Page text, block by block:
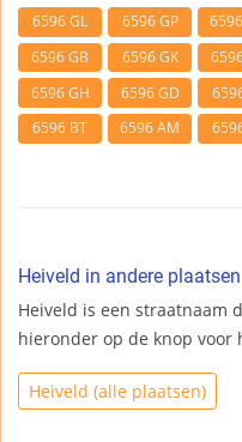
6596 GL 6596 GP
6596 GB
6596 GK
6596 GH
6596 GD
6596 BT
6596 AM
Heiveld in andere plaatsen
Heiveld is een straatnaam
hieronder op de knop voor
Heiveld (alle plaatsen)